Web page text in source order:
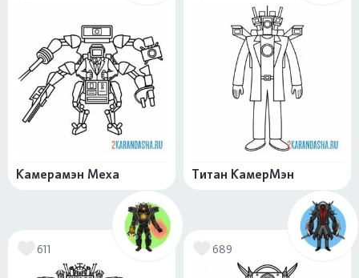
Камерамэн Меха Титан КамерМэн
611 689